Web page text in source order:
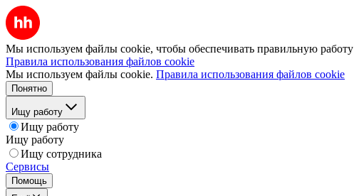
Мы используем файлы cookie, чтобы обеспечивать правильную работу
Правила использования файлов cookie
Мы используем файлы cookie. Правила использования файлов cookie
Понятно
Ищу работу
Ищу работу
Ищу работу
Ищу сотрудника
Сервисы
Помощь